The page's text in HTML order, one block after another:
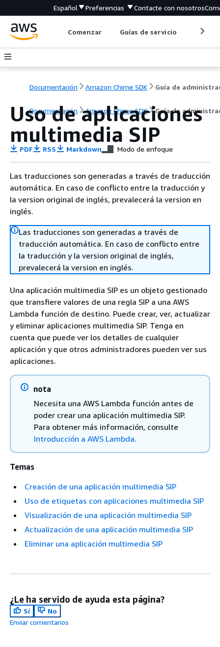
Español Preferencias Contacte con nosotros
Comenzar Guías de servicio
Documentación Amazon Chime SDK
Documentación Amazon Chime SDK Guía de
Uso de aplicaciones
multimedia SIP
PDF RSS Markdown Modo de enfoque
Las traducciones son generadas a través de traducción
automática. En caso de conflicto entre la traducción y
la version original de inglés, prevalecerá la version en
inglés.
Las traducciones son generadas a través de
traducción automática. En caso de conflicto entre
la traducción y la version original de inglés,
prevalecerá la version en inglés.
Una aplicación multimedia SIP es un objeto gestionado
que transfiere valores de una regla SIP a una AWS
Lambda función de destino. Puede crear, ver, actualizar
y eliminar aplicaciones multimedia SIP. Tenga en
cuenta que puede ver los detalles de cualquier
aplicación y que otros administradores pueden ver sus
aplicaciones.
nota
Necesita una AWS Lambda función antes de
poder crear una aplicación multimedia SIP.
Para obtener más información, consulte
Introducción a AWS Lambda.
Temas
Creación de una aplicación multimedia SIP
Uso de etiquetas con aplicaciones multimedia SIP
Visualización de una aplicación multimedia SIP
Actualización de una aplicación multimedia SIP
Eliminar una aplicación multimedia SIP
¿Le ha servido de ayuda esta página?
Sí
No
Enviar comentarios